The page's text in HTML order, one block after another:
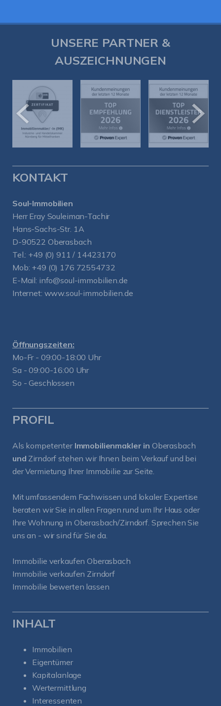
UNSERE PARTNER &
AUSZEICHNUNGEN
KONTAKT
Soul-Immobilien
Herr Eray Souleiman-Tachir
Hans-Sachs-Str. 1A
D-90522 Oberasbach
Tel.: +49 (0) 911 / 14423170
Mob: +49 (0) 176 72554732
E-Mail: info@soul-immobilien.de
Internet: www.soul-immobilien.de
Öffnungszeiten:
Mo-Fr - 09:00-18:00 Uhr
Sa - 09:00-16:00 Uhr
So - Geschlossen
PROFIL
Als kompetenter Immobilienmakler in Oberasbach
und Zirndorf stehen wir Ihnen beim Verkauf und bei
der Vermietung Ihrer Immobilie zur Seite.
Mit umfassendem Fachwissen und lokaler Expertise
beraten wir Sie in allen Fragen rund um Ihr Haus oder
Ihre Wohnung in Oberasbach/Zirndorf. Sprechen Sie
uns an - wir sind für Sie da.
Immobilie verkaufen Oberasbach
Immobilie verkaufen Zirndorf
Immobilie bewerten lassen
INHALT
Immobilien
Eigentümer
Kapitalanlage
Wertermittlung
Interessenten